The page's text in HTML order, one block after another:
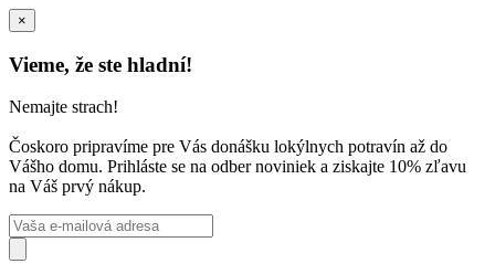
×
Vieme, že ste hladní!
Nemajte strach!
Čoskoro pripravíme pre Vás donášku lokýlnych potravín až do
Vášho domu. Prihláste se na odber noviniek a ziskajte 10% zľavu
na Váš prvý nákup.